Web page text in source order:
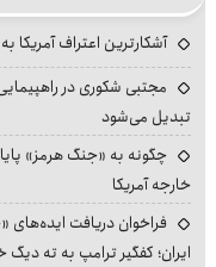
آشکارترین اعتراف آمریکا
مجتبی شکوری در
تبدیل می‌شود
چگونه به «جنگ هرمز»
خارجه آمریکا
فراخوان دریافت ایده‌های
ایران؛ کفگیر ترامپ به ته دیگ